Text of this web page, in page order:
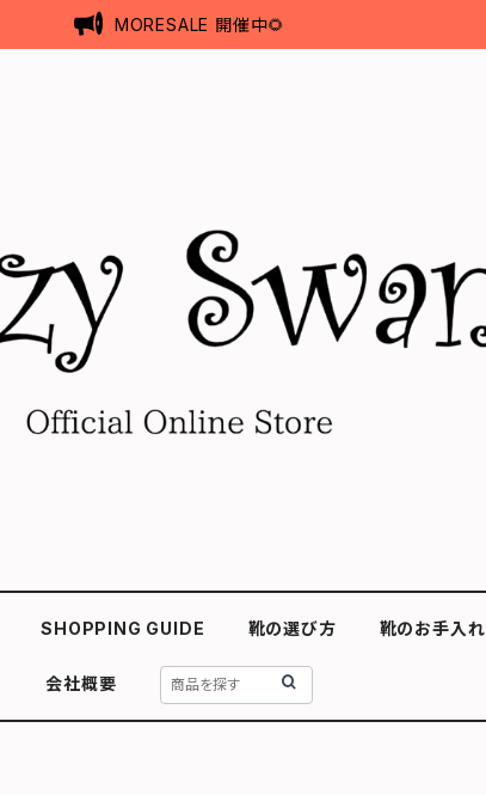
MORESALE 開催中🌻
SHOPPING GUIDE 靴の選び方 靴のお手入れ
会社概要